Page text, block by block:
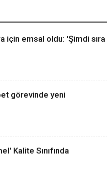
için emsal oldu: 'Şimdi sıra
görevinde yeni
Kalite Sınıfında